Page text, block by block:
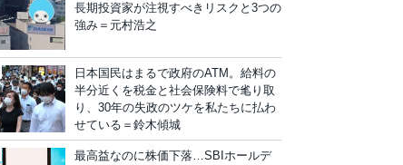
長期投資家が注視すべきリスクと3つの
強み＝元村浩之
日本国民はまるで政府のATM。給料の
半分近くを税金と社会保険料で毟り取
り、30年の失政のツケを私たちに払わ
せている＝鈴木傾城
最高益なのに株価下落…SBIホールデ